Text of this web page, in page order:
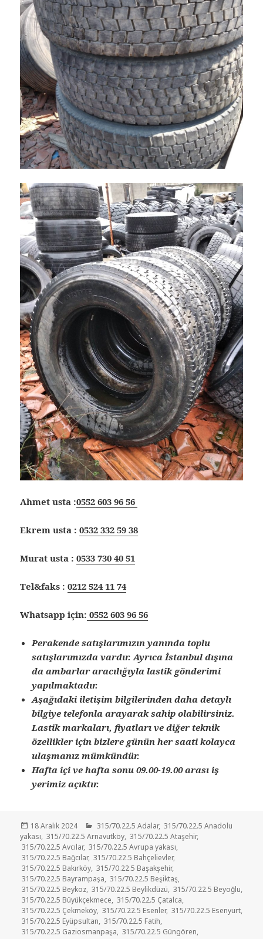
Ahmet usta :0552 603 96 56
Ekrem usta :0532 332 59 38
Murat usta :0533 730 40 51
Tel&faks :0212 524 11 74
Whatsapp için: 0552 603 96 56
Perakende satışlarımızın yanında toplu
satışlarımızda vardır. Ayrıca İstanbul dışına
da ambarlar aracılığıyla lastik gönderimi
yapılmaktadır.
Aşağıdaki iletişim bilgilerinden daha detaylı
bilgiye telefonla arayarak sahip olabilirsiniz.
Lastik markaları, fiyatları ve diğer teknik
özellikler için bizlere günün her saati kolayca
ulaşmanız mümkündür.
Hafta içi ve hafta sonu 09.00-19.00 arası iş
yerimiz açıktır.
Yayın
tarihi
18 Aralık 2024 Kategoriler
315/70.22.5 Adalar, 315/70.22.5 Anadolu
yakası, 315/70.22.5 Arnavutköy, 315/70.22.5 Ataşehir,
315/70.22.5 Avcılar, 315/70.22.5 Avrupa yakası,
315/70.22.5 Bağcılar, 315/70.22.5 Bahçelievler,
315/70.22.5 Bakırköy, 315/70.22.5 Başakşehir,
315/70.22.5 Bayrampaşa, 315/70.22.5 Beşiktaş,
315/70.22.5 Beykoz, 315/70.22.5 Beylikdüzü, 315/70.22.5 Beyoğlu,
315/70.22.5 Büyükçekmece, 315/70.22.5 Çatalca,
315/70.22.5 Çekmeköy, 315/70.22.5 Esenler, 315/70.22.5 Esenyurt,
315/70.22.5 Eyüpsultan, 315/70.22.5 Fatih,
315/70.22.5 Gaziosmanpaşa, 315/70.22.5 Güngören,